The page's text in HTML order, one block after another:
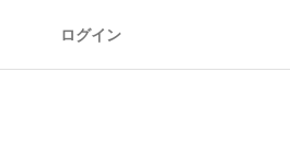
ログイン